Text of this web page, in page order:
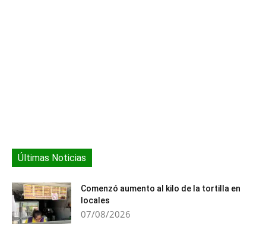
Últimas Noticias
Comenzó aumento al kilo de la tortilla en
locales
07/08/2026